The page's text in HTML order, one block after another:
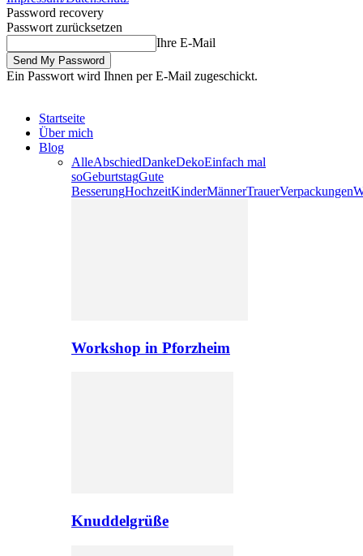
Password recovery
Passwort zurücksetzen
Ihre E-Mail
Ein Passwort wird Ihnen per E-Mail zugeschickt.
Startseite
Über mich
Blog
AlleAbschiedDankeDekoEinfach mal
soGeburtstagGute
BesserungHochzeitKinderMännerTrauerVerpackungen
Workshop in Pforzheim
Knuddelgrüße